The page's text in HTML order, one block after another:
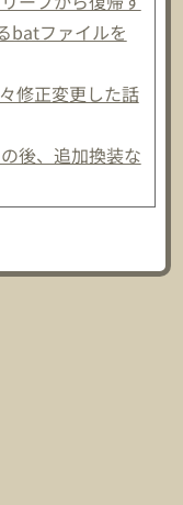
batファイルを
修正変更した話
後、追加換装な